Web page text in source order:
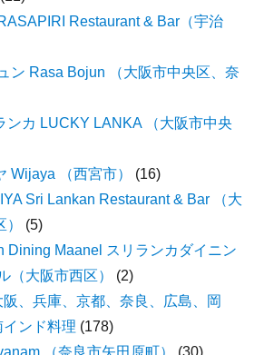
Restaurant & Bar（宇治
ン Rasa Bojun （大阪市中央区、奈
ンカ LUCKY LANKA （大阪市中央
Wijaya （西宮市）
(16)
Sri Lankan Restaurant & Bar （大
(5)
Dining Maanel スリランカダイニン
（大阪市西区）
(2)
阪、兵庫、京都、奈良、広島、岡
ンド料理 (178)